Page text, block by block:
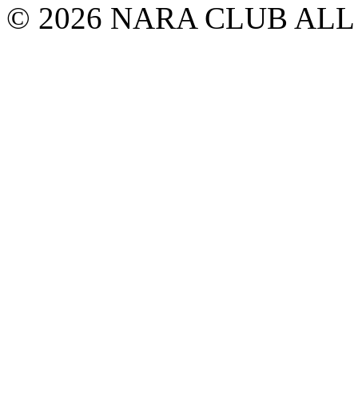
© 2026 NARA CLUB ALL